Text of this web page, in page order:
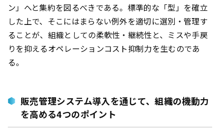
ン」へと集約を図るべきである。標準的な「型」を確立
した上で、そこにはまらない例外を適切に選別・管理す
ることが、組織としての柔軟性・継続性と、ミスや手戻
りを抑えるオペレーションコスト抑制力を生むのであ
る。
販売管理システム導入を通じて、組織の機動力
を高める4つのポイント